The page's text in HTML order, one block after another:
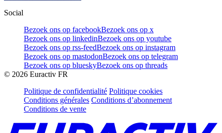
Social
Bezoek ons op facebookBezoek ons op x
Bezoek ons op linkedinBezoek ons op youtube
Bezoek ons op rss-feedBezoek ons op instagram
Bezoek ons op mastodonBezoek ons op telegram
Bezoek ons op blueskyBezoek ons op threads
© 2026 Euractiv FR
Politique de confidentialité Politique cookies
Conditions générales Conditions d’abonnement
Conditions de vente